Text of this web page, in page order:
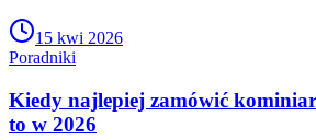
15 kwi 2026
Poradniki
Kiedy najlepiej zamówić
to w 2026